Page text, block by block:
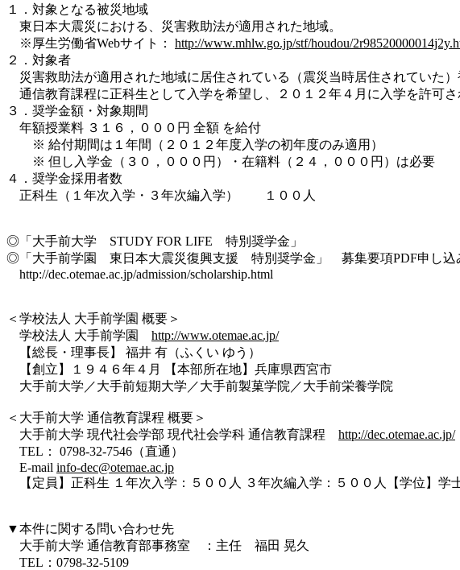
１．対象となる被災地域
東日本大震災における、災害救助法が適用された地域。
※厚生労働省Webサイト： http://www.mhlw.go.jp/stf/houdou/
２．対象者
災害救助法が適用された地域に居住されている（震災当時居住されていた
通信教育課程に正科生として入学を希望し、２０１２年４月に入学を許可さ
３．奨学金額・対象期間
年額授業料 ３１６，０００円 全額 を給付
※ 給付期間は１年間（２０１２年度入学の初年度のみ適用）
※ 但し入学金（３０，０００円）・在籍料（２４，０００円）は必要
４．奨学金採用者数
正科生（１年次入学・３年次編入学） １００人
◎「大手前大学 STUDY FOR LIFE 特別奨学金」
◎「大手前学園 東日本大震災復興支援 特別奨学金」 募集要項PDF申し込
http://dec.otemae.ac.jp/admission/scholarship.html
＜学校法人 大手前学園 概要＞
学校法人 大手前学園 http://www.otemae.ac.jp/
【総長・理事長】 福井 有（ふくい ゆう）
【創立】１９４６年４月 【本部所在地】兵庫県西宮市
大手前大学／大手前短期大学／大手前製菓学院／大手前栄養学院
＜大手前大学 通信教育課程 概要＞
大手前大学 現代社会学部 現代社会学科 通信教育課程 http://dec.otemae.ac.jp/
TEL： 0798-32-7546（直通）
E-mail info-dec@otemae.ac.jp
【定員】正科生 １年次入学：５００人 ３年次編入学：５００人【学位】学
▼本件に関する問い合わせ先
大手前大学 通信教育部事務室 ：主任 福田 晃久
TEL：0798-32-5109